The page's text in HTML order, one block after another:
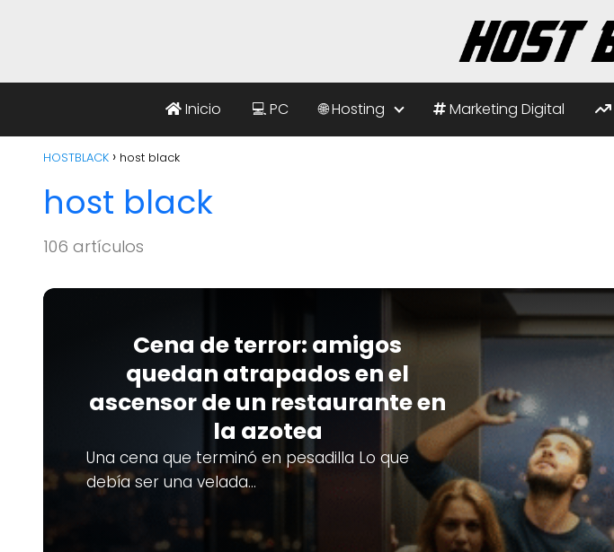
Inicio 💻 PC 🌐 Hosting Marketing Digital
HOSTBLACK host black
host black
106 artículos
Cena de terror: amigos
quedan atrapados en el
ascensor de un restaurante en
la azotea
Una cena que terminó en pesadilla Lo que
debía ser una velada…